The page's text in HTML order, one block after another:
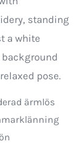
ärmlös